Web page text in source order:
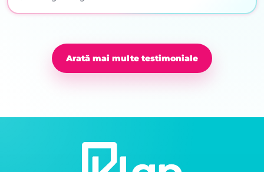
Arată mai multe testimoniale